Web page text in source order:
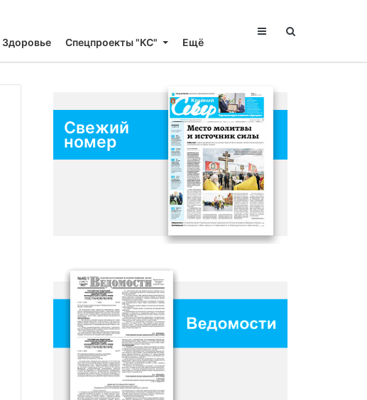
Здоровье Спецпроекты "КС" Ещё
Свежий
номер